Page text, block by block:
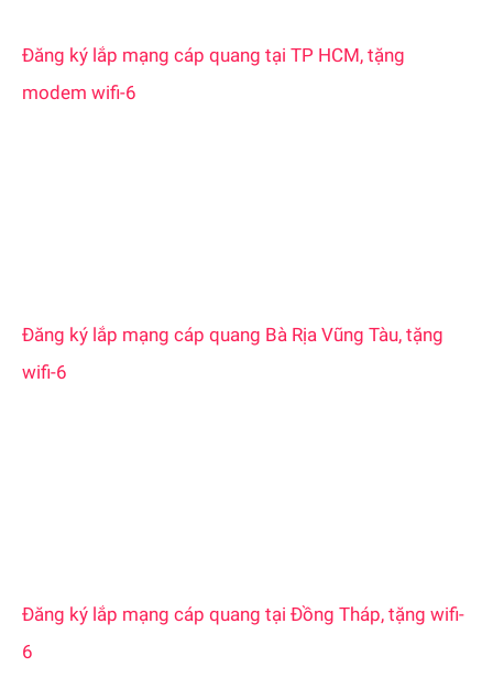
Đăng ký lắp mạng cáp quang tại TP HCM, tặng
modem wifi-6
Đăng ký lắp mạng cáp quang Bà Rịa Vũng Tàu, tặng
wifi-6
Đăng ký lắp mạng cáp quang tại Đồng Tháp, tặng wifi-
6